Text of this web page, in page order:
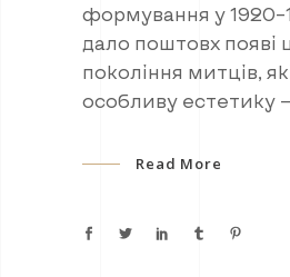
формування у
дало поштовх появі
покоління митців,
особливу естетику
Read More